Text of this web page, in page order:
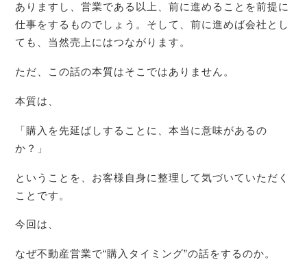
ありますし、営業である以上、前に進めることを前提に
仕事をするものでしょう。そして、前に進めば会社とし
ても、当然売上にはつながります。
ただ、この話の本質はそこではありません。
本質は、
「購入を先延ばしすることに、本当に意味があるの
か？」
ということを、お客様自身に整理して気づいていただく
ことです。
今回は、
なぜ不動産営業で“購入タイミング”の話をするのか。